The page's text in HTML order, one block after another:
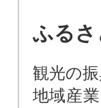
ふるさ
観光の
地域産